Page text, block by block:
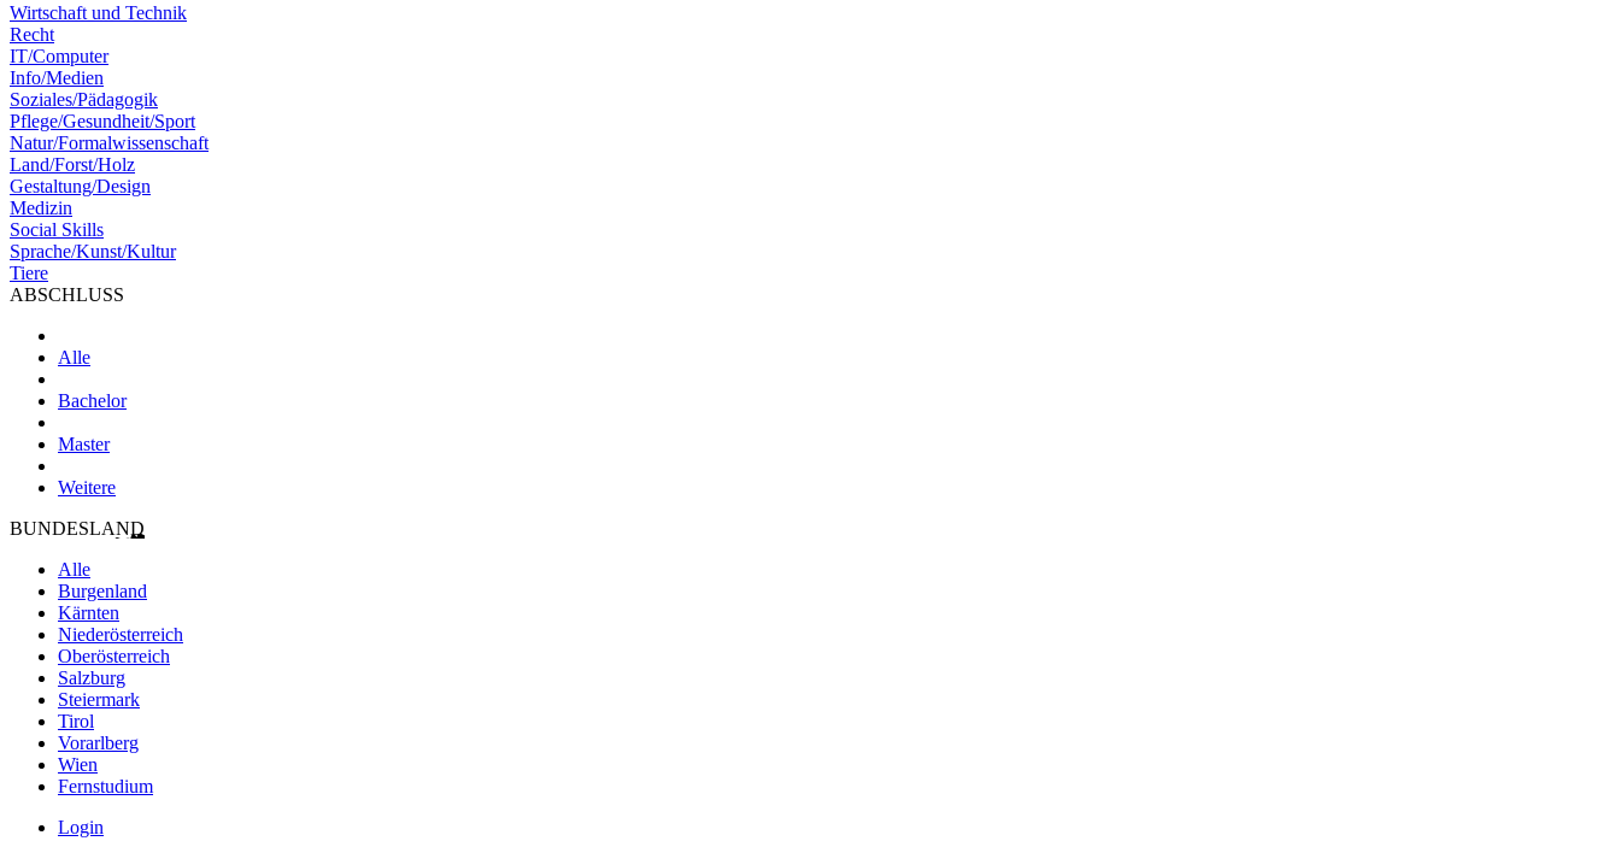
Wirtschaft und Technik
Recht
IT/Computer
Info/Medien
Soziales/Pädagogik
Pflege/Gesundheit/Sport
Natur/Formalwissenschaft
Land/Forst/Holz
Gestaltung/Design
Medizin
Social Skills
Sprache/Kunst/Kultur
Tiere
ABSCHLUSS
Alle
Bachelor
Master
Weitere
BUNDESLAND
Alle
Burgenland
Kärnten
Niederösterreich
Oberösterreich
Salzburg
Steiermark
Tirol
Vorarlberg
Wien
Fernstudium
Login